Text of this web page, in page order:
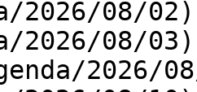
2026/08/
2026/08/
2026/